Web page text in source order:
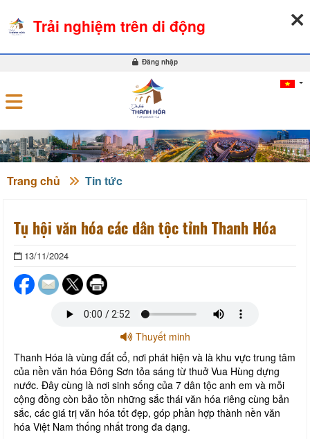
Đăng nhập
Trang chủ Tin tức
Tụ hội văn hóa các dân tộc tỉnh Thanh Hóa
13/11/2024
Thuyết minh
Thanh Hóa là vùng đất cổ, nơi phát hiện và là khu vực trung tâm
của nền văn hóa Đông Sơn tỏa sáng từ thuở Vua Hùng dựng
nước. Đây cùng là nơi sinh sống của 7 dân tộc anh em và mỗi
cộng đồng còn bảo tồn những sắc thái văn hóa riêng cùng bản
sắc, các giá trị văn hóa tốt đẹp, góp phần hợp thành nền văn
hóa Việt Nam thống nhất trong đa dạng.
Trải nghiệm trên di động